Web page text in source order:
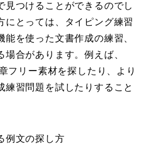
見つけることができるのでし
にとっては、タイピング練習
を使った文書作成の練習、
合があります。例えば、
フリー素材を探したり、より
練習問題を試したりすること
例文の探し方